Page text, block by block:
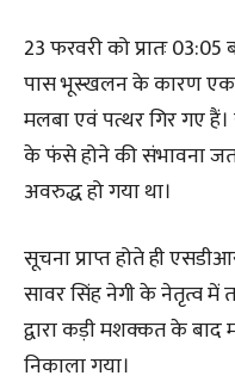
23 फरवरी को प्रातः
पास भूस्खलन के कारण एक
मलबा एवं पत्थर गिर गए
के फंसे होने की संभावना
अवरुद्ध हो गया था।
सूचना प्राप्त होते ही
सावर सिंह नेगी के नेतृत्व में
द्वारा कड़ी मशक्कत के
निकाला गया।